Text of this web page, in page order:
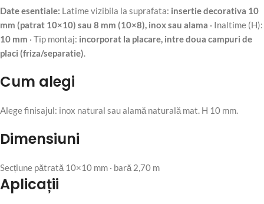
Date esentiale: Latime vizibila la suprafata: insertie decorativa 10
mm (patrat 10×10) sau 8 mm (10×8), inox sau alama · Inaltime (H):
10 mm · Tip montaj: incorporat la placare, intre doua campuri de
placi (friza/separatie).
Cum alegi
Alege finisajul: inox natural sau alamă naturală mat. H 10 mm.
Dimensiuni
Secțiune pătrată 10×10 mm · bară 2,70 m
Aplicații